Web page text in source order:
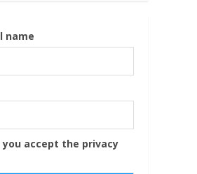
name
accept the privacy